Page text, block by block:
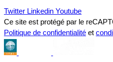
Twitter Linkedin Youtube
Ce site est protégé par le
Politique de confidentialité et